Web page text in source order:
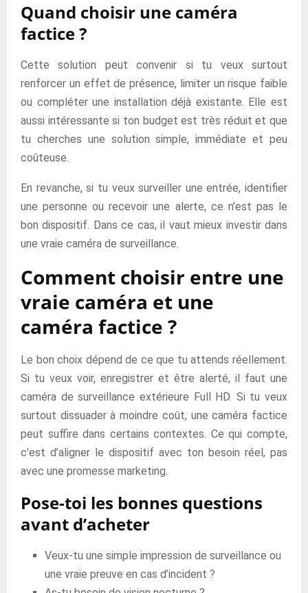
Quand choisir une caméra
factice ?
Cette solution peut convenir si tu veux surtout
renforcer un effet de présence, limiter un risque faible
ou compléter une installation déjà existante. Elle est
aussi intéressante si ton budget est très réduit et que
tu cherches une solution simple, immédiate et peu
coûteuse.
En revanche, si tu veux surveiller une entrée, identifier
une personne ou recevoir une alerte, ce n’est pas le
bon dispositif. Dans ce cas, il vaut mieux investir dans
une vraie caméra de surveillance.
Comment choisir entre une
vraie caméra et une
caméra factice ?
Le bon choix dépend de ce que tu attends réellement.
Si tu veux voir, enregistrer et être alerté, il faut une
caméra de surveillance extérieure Full HD. Si tu veux
surtout dissuader à moindre coût, une caméra factice
peut suffire dans certains contextes. Ce qui compte,
c’est d’aligner le dispositif avec ton besoin réel, pas
avec une promesse marketing.
Pose-toi les bonnes questions
avant d’acheter
Veux-tu une simple impression de surveillance ou
une vraie preuve en cas d’incident ?